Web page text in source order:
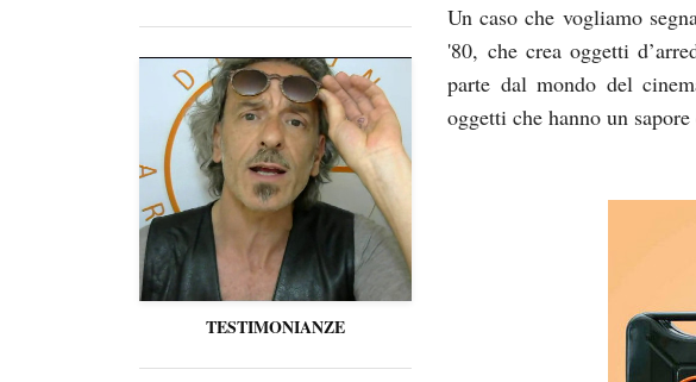
TESTIMONIANZE
Un caso che vogliamo
'80, che crea oggetti
parte dal mondo del
oggetti che hanno un